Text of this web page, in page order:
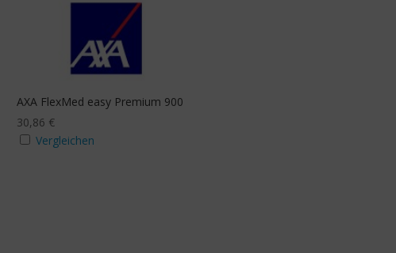
AXA FlexMed easy Premium 900
30,86 €
Vergleichen